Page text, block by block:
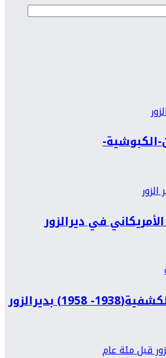
الكبوشية-
في ديرالزور
بديرالزور